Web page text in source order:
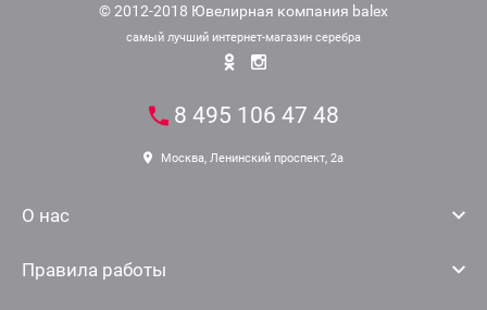
© 2012-2018 Ювелирная компания balex
самый лучший интернет-магазин серебра
О нас
Правила работы
8 495 106 47 48
Москва, Ленинский проспект, 2а